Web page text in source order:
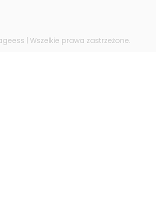
| Wszelkie prawa zastrzeżone.